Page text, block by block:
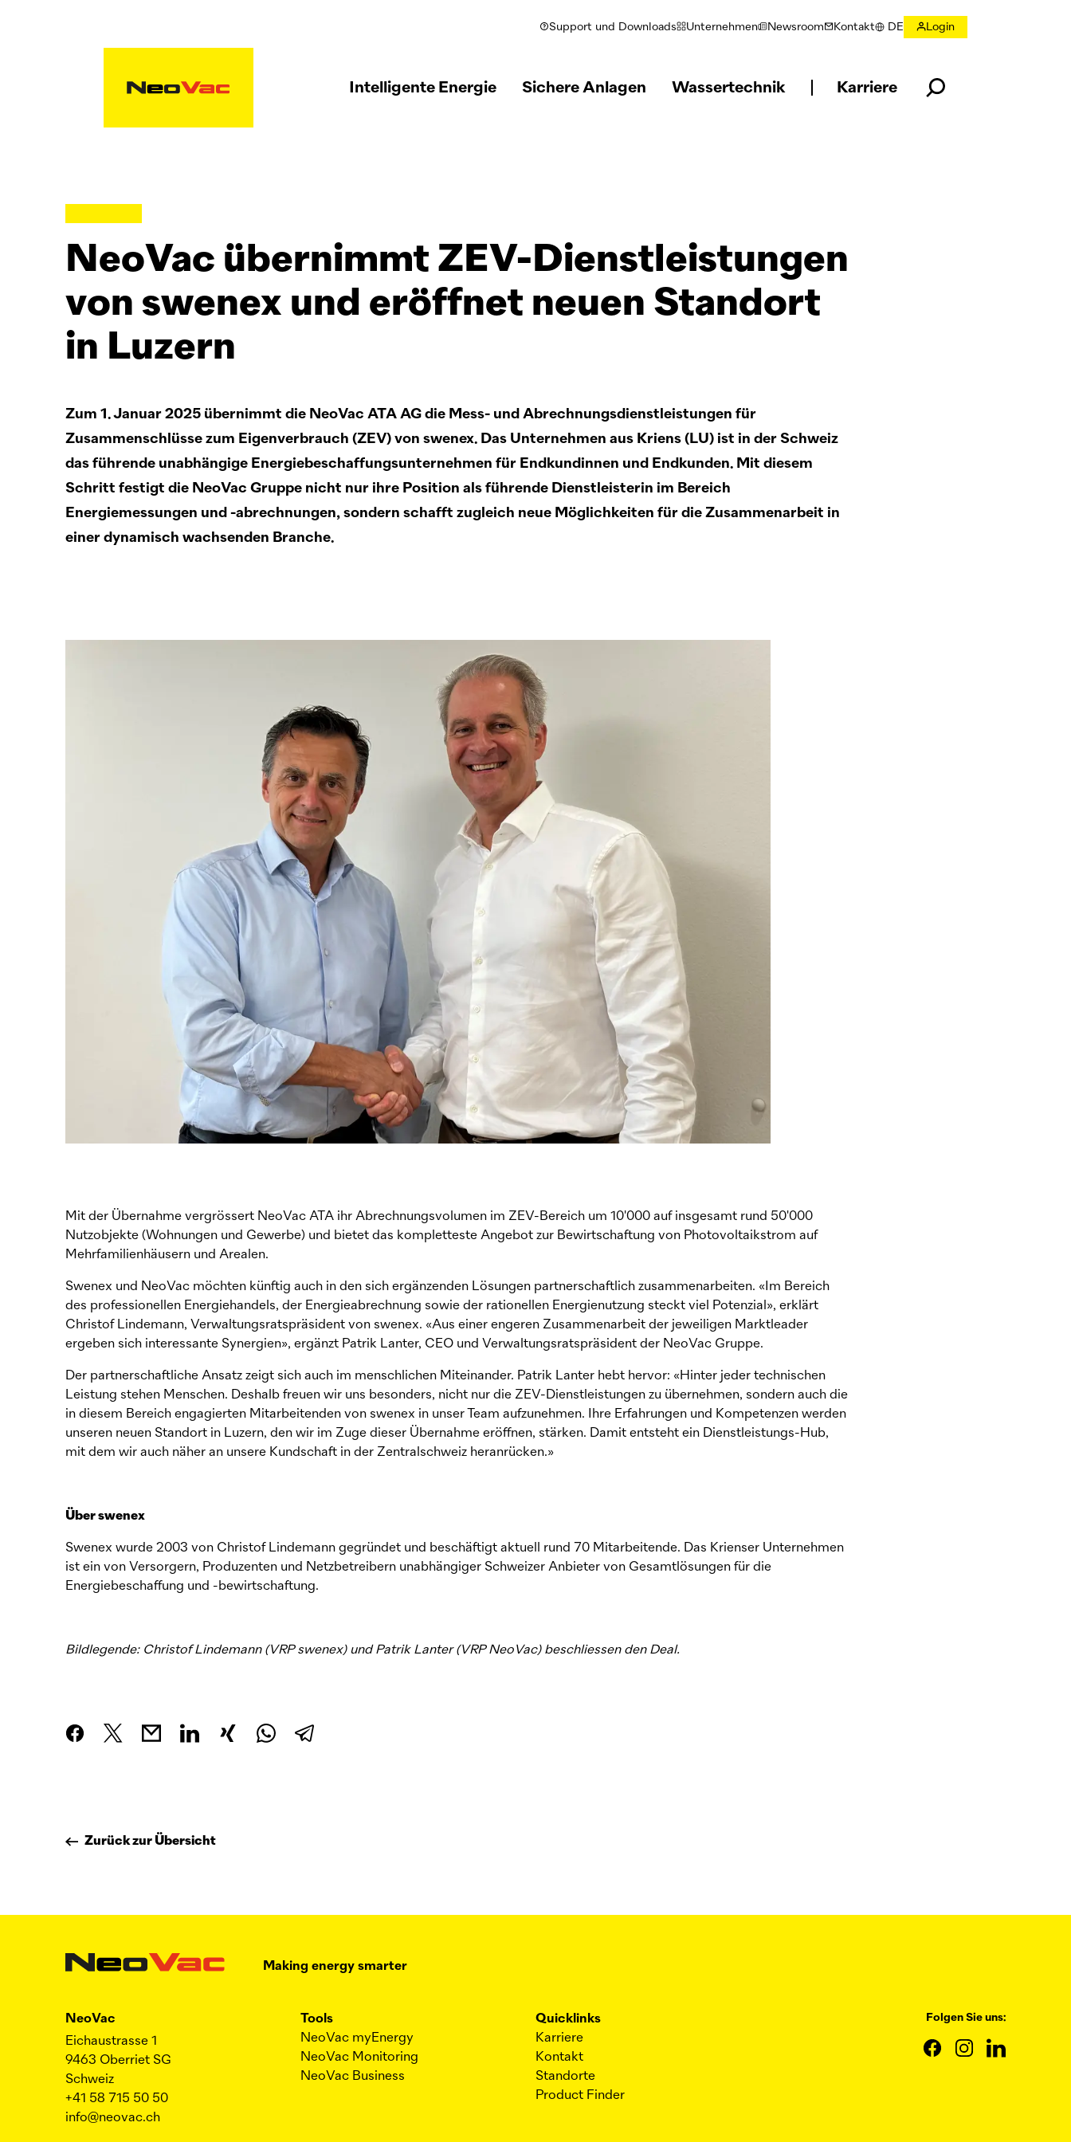
Support und Downloads Unternehmen Newsroom KontaktSprache wählen
DE Login
Intelligente Energie Sichere Anlagen Wassertechnik Karriere
NeoVac übernimmt ZEV-Dienstleistungen
von swenex und eröffnet neuen Standort
in Luzern
Zum 1. Januar 2025 übernimmt die NeoVac ATA AG die Mess- und Abrechnungsdienstleistungen für
Zusammenschlüsse zum Eigenverbrauch (ZEV) von swenex. Das Unternehmen aus Kriens (LU) ist in der Schweiz
das führende unabhängige Energiebeschaffungsunternehmen für Endkundinnen und Endkunden. Mit diesem
Schritt festigt die NeoVac Gruppe nicht nur ihre Position als führende Dienstleisterin im Bereich
Energiemessungen und -abrechnungen, sondern schafft zugleich neue Möglichkeiten für die Zusammenarbeit in
einer dynamisch wachsenden Branche.
Mit der Übernahme vergrössert NeoVac ATA ihr Abrechnungsvolumen im ZEV-Bereich um 10'000 auf insgesamt rund 50'000
Nutzobjekte (Wohnungen und Gewerbe) und bietet das kompletteste Angebot zur Bewirtschaftung von Photovoltaikstrom auf
Mehrfamilienhäusern und Arealen.
Swenex und NeoVac möchten künftig auch in den sich ergänzenden Lösungen partnerschaftlich zusammenarbeiten. «Im Bereich
des professionellen Energiehandels, der Energieabrechnung sowie der rationellen Energienutzung steckt viel Potenzial», erklärt
Christof Lindemann, Verwaltungsratspräsident von swenex. «Aus einer engeren Zusammenarbeit der jeweiligen Marktleader
ergeben sich interessante Synergien», ergänzt Patrik Lanter, CEO und Verwaltungsratspräsident der NeoVac Gruppe.
Der partnerschaftliche Ansatz zeigt sich auch im menschlichen Miteinander. Patrik Lanter hebt hervor: «Hinter jeder technischen
Leistung stehen Menschen. Deshalb freuen wir uns besonders, nicht nur die ZEV-Dienstleistungen zu übernehmen, sondern auch die
in diesem Bereich engagierten Mitarbeitenden von swenex in unser Team aufzunehmen. Ihre Erfahrungen und Kompetenzen werden
unseren neuen Standort in Luzern, den wir im Zuge dieser Übernahme eröffnen, stärken. Damit entsteht ein Dienstleistungs-Hub,
mit dem wir auch näher an unsere Kundschaft in der Zentralschweiz heranrücken.»
Über swenex
Swenex wurde 2003 von Christof Lindemann gegründet und beschäftigt aktuell rund 70 Mitarbeitende. Das Krienser Unternehmen
ist ein von Versorgern, Produzenten und Netzbetreibern unabhängiger Schweizer Anbieter von Gesamtlösungen für die
Energiebeschaffung und -bewirtschaftung.
Bildlegende: Christof Lindemann (VRP swenex) und Patrik Lanter (VRP NeoVac) beschliessen den Deal.
Zurück zur Übersicht
Making energy smarter
NeoVac
Eichaustrasse 1
9463 Oberriet SG
Schweiz
+41 58 715 50 50
info@neovac.ch
Tools
NeoVac myEnergy
NeoVac Monitoring
NeoVac Business
Quicklinks
Karriere
Kontakt
Standorte
Product Finder
Folgen Sie uns: